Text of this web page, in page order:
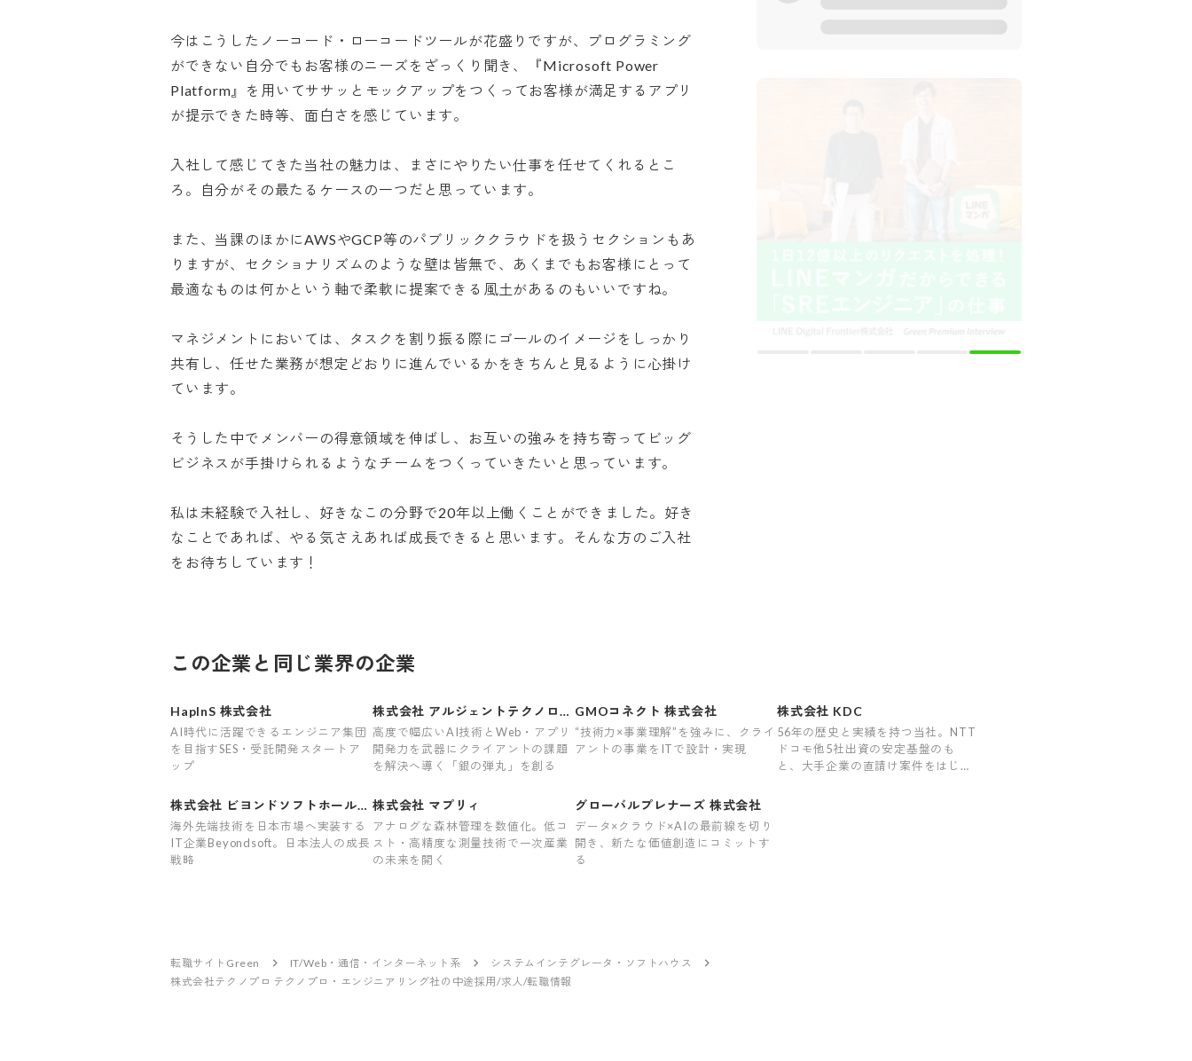
今はこうしたノーコード・ローコードツールが花盛りですが、プログラミング
ができない自分でもお客様のニーズをざっくり聞き、『Microsoft Power
Platform』を用いてササッとモックアップをつくってお客様が満足するアプリ
が提示できた時等、面白さを感じています。
入社して感じてきた当社の魅力は、まさにやりたい仕事を任せてくれるとこ
ろ。自分がその最たるケースの一つだと思っています。
また、当課のほかにAWSやGCP等のパブリッククラウドを扱うセクションもあ
りますが、セクショナリズムのような壁は皆無で、あくまでもお客様にとって
最適なものは何かという軸で柔軟に提案できる風土があるのもいいですね。
マネジメントにおいては、タスクを割り振る際にゴールのイメージをしっかり
共有し、任せた業務が想定どおりに進んでいるかをきちんと見るように心掛け
ています。
そうした中でメンバーの得意領域を伸ばし、お互いの強みを持ち寄ってビッグ
ビジネスが手掛けられるようなチームをつくっていきたいと思っています。
私は未経験で入社し、好きなこの分野で20年以上働くことができました。好き
なことであれば、やる気さえあれば成長できると思います。そんな方のご入社
をお待ちしています！
この企業と同じ業界の企業
HapInS 株式会社
AI時代に活躍できるエンジニア集団
を目指すSES・受託開発スタートア
ップ
株式会社 アルジェントテクノロジ
ー
高度で幅広いAI技術とWeb・アプリ
開発力を武器にクライアントの課題
を解決へ導く「銀の弾丸」を創る
GMOコネクト 株式会社
“技術力×事業理解”を強みに、クライ
アントの事業をITで設計・実現
株式会社 KDC
56年の歴史と実績を持つ当社。NTT
ドコモ他5社出資の安定基盤のも
と、大手企業の直請け案件をはじめ
株式会社 ビヨンドソフトホールデ
ィングス
海外先端技術を日本市場へ実装する
IT企業Beyondsoft。日本法人の成長
戦略
株式会社 マプリィ
アナログな森林管理を数値化。低コ
スト・高精度な測量技術で一次産業
の未来を開く
グローバルプレナーズ 株式会社
データ×クラウド×AIの最前線を切り
開き、新たな価値創造にコミットす
る
転職サイトGreen IT/Web・通信・インターネット系
システムインテグレータ・ソフトハウス
株式会社テクノプロ テクノプロ・エンジニアリング社の中途採用/求人/転職情報